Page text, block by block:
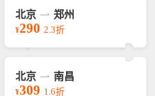
北京 郑州
¥290 2.3折
北京 南昌
¥309 1.6折